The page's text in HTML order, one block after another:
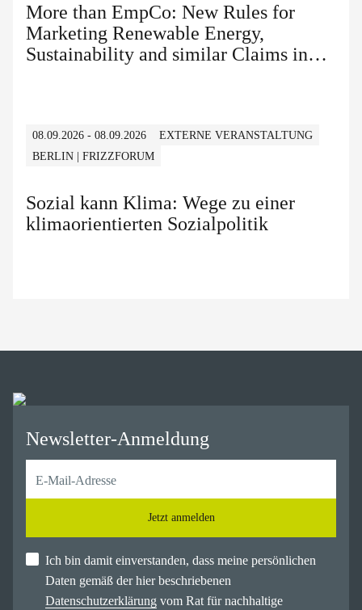
More than EmpCo: New Rules for
Marketing Renewable Energy,
Sustainability and similar Claims in
08.09.2026 - 08.09.2026
EXTERNE VERANSTALTUNG
BERLIN | FRIZZFORUM
Sozial kann Klima: Wege zu einer
klimaorientierten Sozialpolitik
Newsletter-Anmeldung
Jetzt anmelden
Ich bin damit einverstanden, dass meine persönlichen
Daten gemäß der hier beschriebenen
Datenschutzerklärung vom Rat für nachhaltige